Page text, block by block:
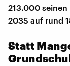
213.000
2035 auf rund
Statt